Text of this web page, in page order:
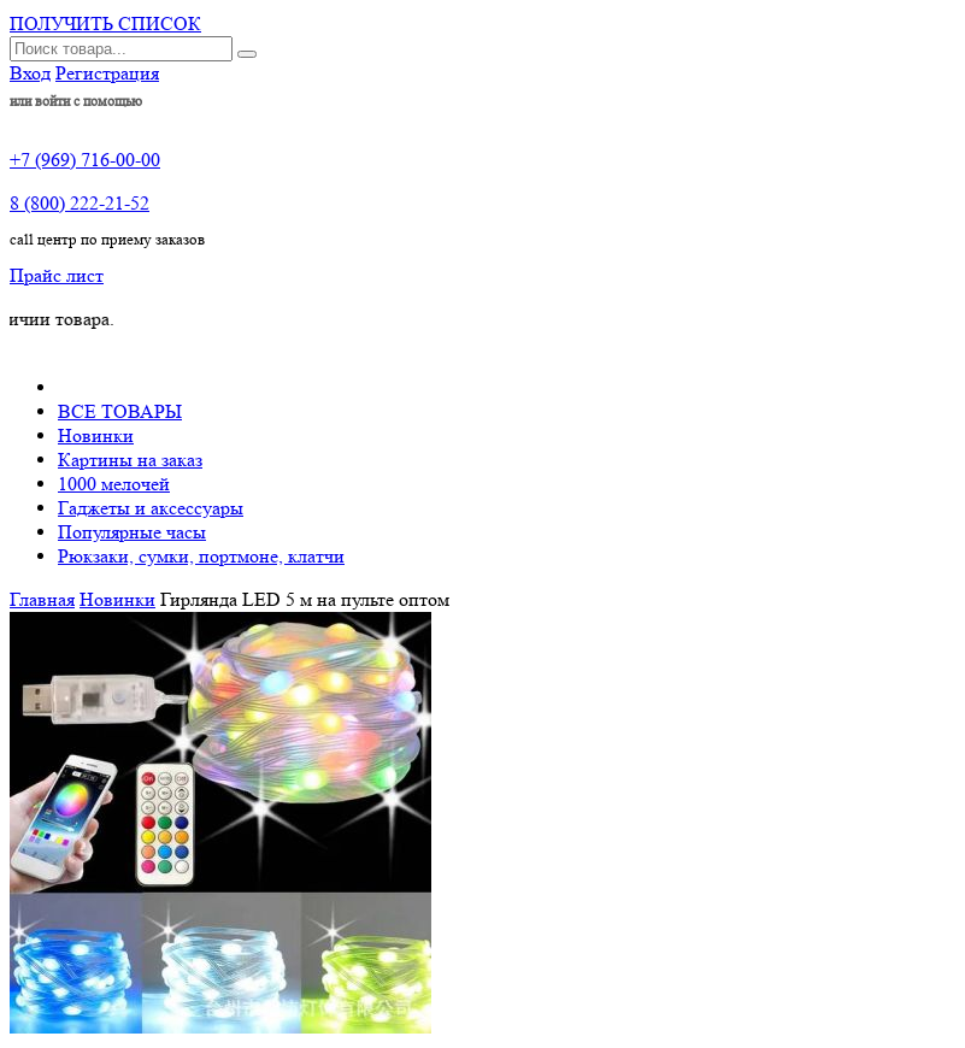
ПОЛУЧИТЬ СПИСОК
Вход Регистрация
или войти с помощью
+7 (969) 716-00-00
8 (800) 222-21-52
call центр по приему заказов
Прайс лист
ВСЕ ТОВАРЫ
Новинки
Картины на заказ
1000 мелочей
Гаджеты и аксессуары
Популярные часы
Рюкзаки, сумки, портмоне, клатчи
Главная Новинки Гирлянда LED 5 м на пульте оптом